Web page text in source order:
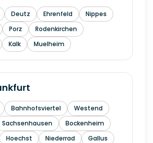
Deutz Ehrenfeld
Nippes
Porz
Rodenkirchen
Kalk Muelheim
Bahnhofsviertel
Westend
Sachsenhausen
Bockenheim
Hoechst Niederrad
Gallus